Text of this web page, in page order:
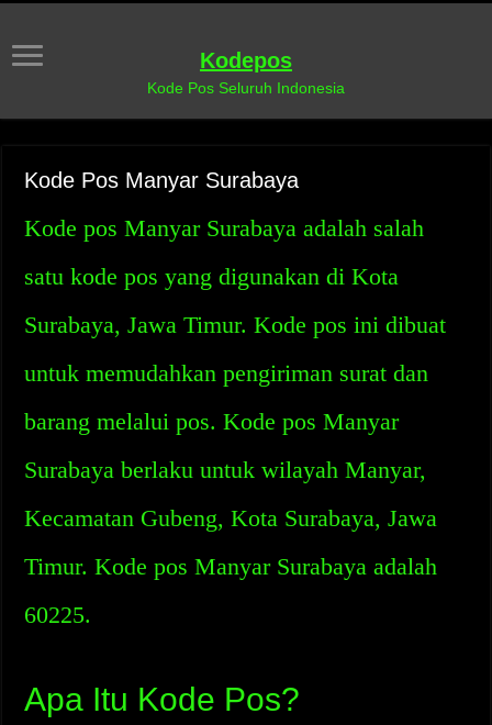
Kodepos
Kode Pos Seluruh Indonesia
Kode Pos Manyar Surabaya
Kode pos Manyar Surabaya adalah salah
satu kode pos yang digunakan di Kota
Surabaya, Jawa Timur. Kode pos ini dibuat
untuk memudahkan pengiriman surat dan
barang melalui pos. Kode pos Manyar
Surabaya berlaku untuk wilayah Manyar,
Kecamatan Gubeng, Kota Surabaya, Jawa
Timur. Kode pos Manyar Surabaya adalah
60225.
Apa Itu Kode Pos?